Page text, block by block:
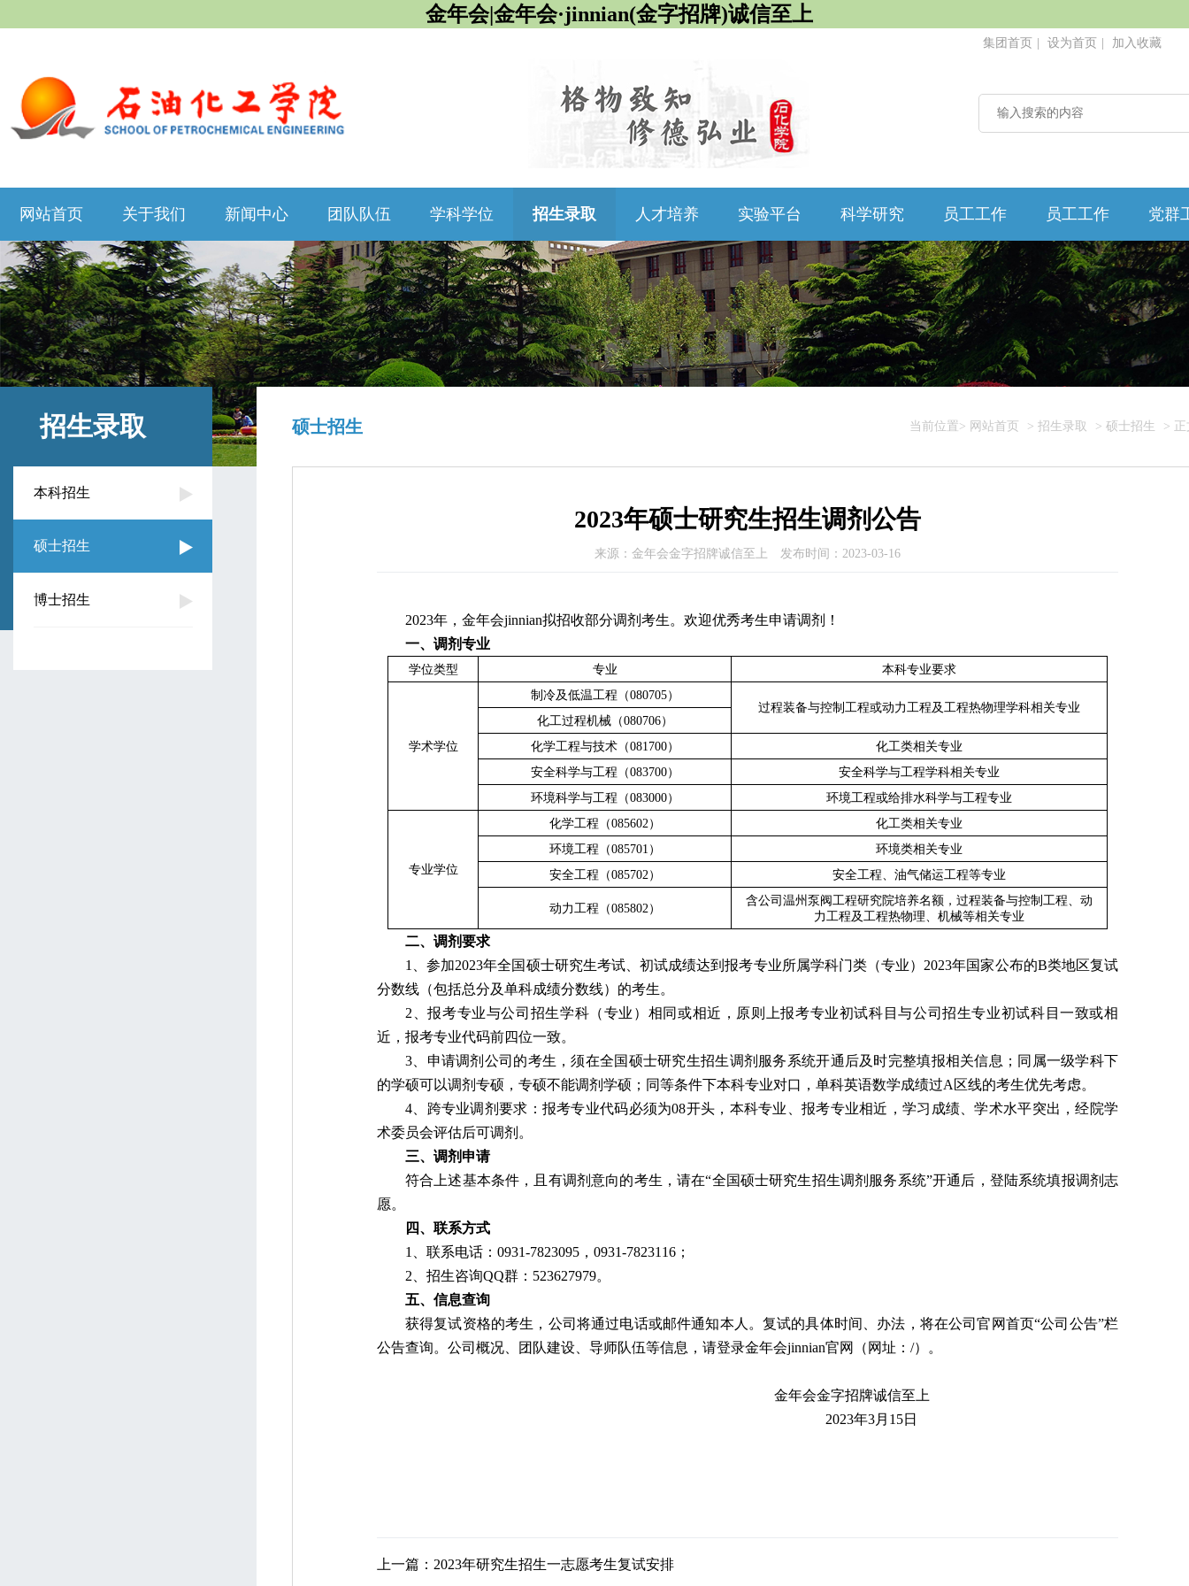
金年会|金年会·jinnian(金字招牌)诚信至上
集团首页 设为首页 加入收藏
网站首页 关于我们 新闻中心 团队队伍 学科学位 招生录取 人才培养 实验平台 科学研究 员工工作 员工工作 党群
招生录取
本科招生
硕士招生
博士招生
硕士招生 当前位置> 网站首页 > 招生录取 > 硕士招生 > 正
2023年硕士研究生招生调剂公告
来源：金年会金字招牌诚信至上 发布时间：2023-03-16
2023年，金年会jinnian拟招收部分调剂考生。欢迎优秀考生申请调剂！
一、调剂专业
学位类型 专业 本科专业要求
学术学位
制冷及低温工程（080705）
过程装备与控制工程或动力工程及工程热物理学科相关专业
化工过程机械（080706）
化学工程与技术（081700）
化工类相关专业
安全科学与工程（083700）
安全科学与工程学科相关专业
环境科学与工程（083000） 环境工程或给排水科学与工程专业
专业学位
化学工程（085602）
化工类相关专业
环境工程（085701 ）
环境类相关专业
安全工程（085702） 安全工程、油气储运工程等专业
动力工程（085802）
含公司温州泵阀工程研究院培养名额，过程装备与控制工程、动
力工程及工程热物理、机械等相关专业
二、调剂要求
1、参加2023年全国硕士研究生考试、初试成绩达到报考专业所属学科门类（专业）2023年国家公布的B类地区复试
分数线（包括总分及单科成绩分数线）的考生。
2、报考专业与公司招生学科（专业）相同或相近，原则上报考专业初试科目与公司招生专业初试科目一致或相
近，报考专业代码前四位一致。
3、申请调剂公司的考生，须在全国硕士研究生招生调剂服务系统开通后及时完整填报相关信息；同属一级学科下
的学硕可以调剂专硕，专硕不能调剂学硕；同等条件下本科专业对口，单科英语数学成绩过A区线的考生优先考虑。
4、跨专业调剂要求：报考专业代码必须为08开头，本科专业、报考专业相近，学习成绩、学术水平突出，经院学
术委员会评估后可调剂。
三、调剂申请
符合上述基本条件，且有调剂意向的考生，请在“全国硕士研究生招生调剂服务系统”开通后，登陆系统填报调剂志
愿。
四、联系方式
1、联系电话： 0931-7823095 ， 0931-7823116 ；
2、招生咨询QQ群： 523627979。
五、信息查询
获得复试资格的考生，公司将通过电话或邮件通知本人。复试的具体时间、办法，将在公司官网首页“公司公告”栏
公告查询。公司概况、团队建设、导师队伍等信息，请登录金年会jinnian官网（网址：/）。
金年会金字招牌诚信至上
2023年3月15日
上一篇：2023年研究生招生一志愿考生复试安排